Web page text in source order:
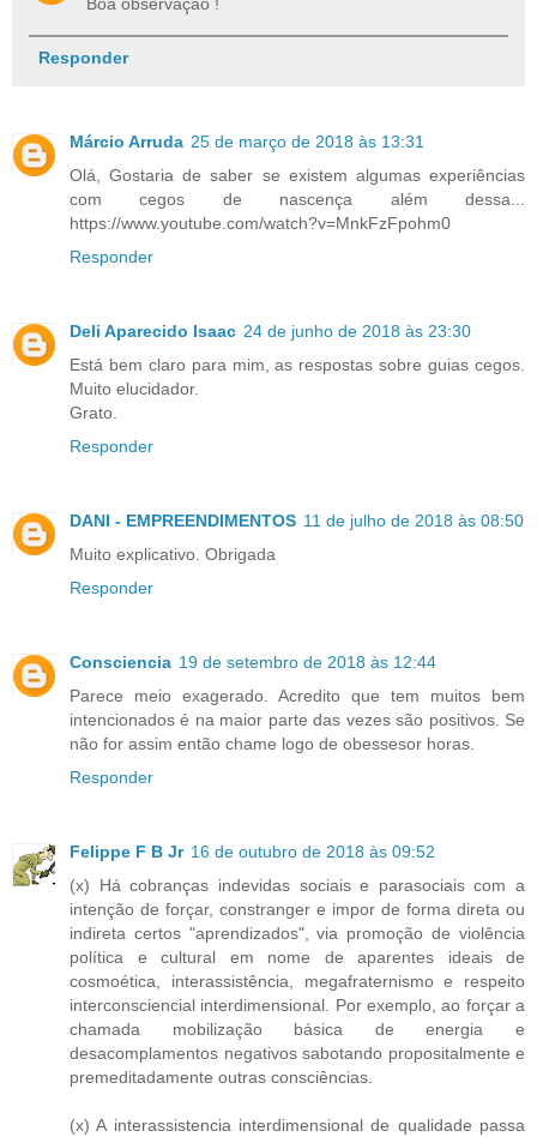
Responder
Márcio Arruda 25 de março de 2018 às 13:31
Olá, Gostaria de saber se existem algumas experiências
com cegos de nascença além dessa...
https://www.youtube.com/watch?v=MnkFzFpohm0
Responder
Deli Aparecido Isaac 24 de junho de 2018 às 23:30
Está bem claro para mim, as respostas sobre guias cegos.
Muito elucidador.
Grato.
Responder
DANI - EMPREENDIMENTOS 11 de julho de 2018 às 08:50
Muito explicativo. Obrigada
Responder
Consciencia 19 de setembro de 2018 às 12:44
Parece meio exagerado. Acredito que tem muitos bem
intencionados é na maior parte das vezes são positivos. Se
não for assim então chame logo de obessesor horas.
Responder
Felippe F B Jr 16 de outubro de 2018 às 09:52
(x) Há cobranças indevidas sociais e parasociais com a
intenção de forçar, constranger e impor de forma direta ou
indireta certos "aprendizados", via promoção de violência
política e cultural em nome de aparentes ideais de
cosmoética, interassistência, megafraternismo e respeito
interconsciencial interdimensional. Por exemplo, ao forçar a
chamada mobilização básica de energia e
desacomplamentos negativos sabotando propositalmente e
premeditadamente outras consciências.
(x) A interassistencia interdimensional de qualidade passa